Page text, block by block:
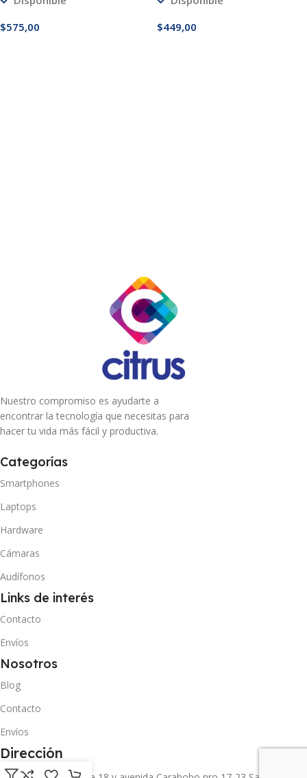
$575,00
$449,00
Nuestro compromiso es ayudarte a
encontrar la tecnología que necesitas para
hacer tu vida más fácil y productiva.
Categorías
Smartphones
Laptops
Hardware
Cámaras
Audífonos
Links de interés
Contacto
Envíos
Nosotros
Blog
Contacto
Envíos
Dirección